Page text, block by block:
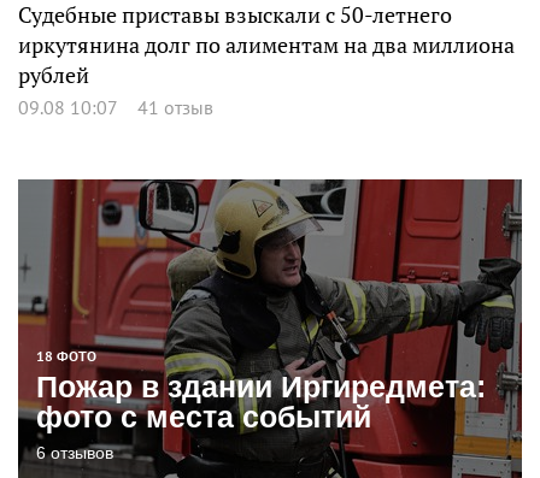
Судебные приставы взыскали с 50-летнего
иркутянина долг по алиментам на два миллиона
рублей
09.08 10:07 41 отзыв
18 ФОТО
Пожар в здании Иргиредмета:
фото с места событий
6 отзывов